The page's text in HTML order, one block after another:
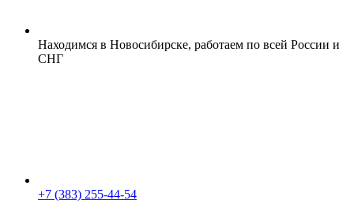
Находимся в Новосибирске, работаем по всей России и
СНГ
+7 (383) 255-44-54